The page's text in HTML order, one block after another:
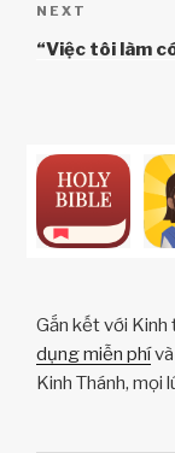
Next
Post
NEXT
“Việc tôi làm
Gắn kết với Kinh
dụng miễn phívà
Kinh Thánh, mọi